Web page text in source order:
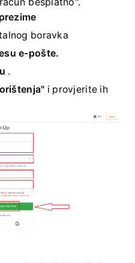
prezime
boravka
e-pošte.
.
i provjerite ih